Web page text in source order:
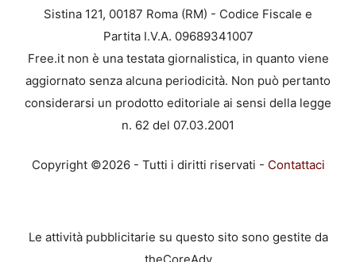
Sistina 121, 00187 Roma (RM) - Codice Fiscale e
Partita I.V.A. 09689341007
Free.it non è una testata giornalistica, in quanto viene
aggiornato senza alcuna periodicità. Non può pertanto
considerarsi un prodotto editoriale ai sensi della legge
n. 62 del 07.03.2001
Copyright ©2026 - Tutti i diritti riservati - Contattaci
Le attività pubblicitarie su questo sito sono gestite da